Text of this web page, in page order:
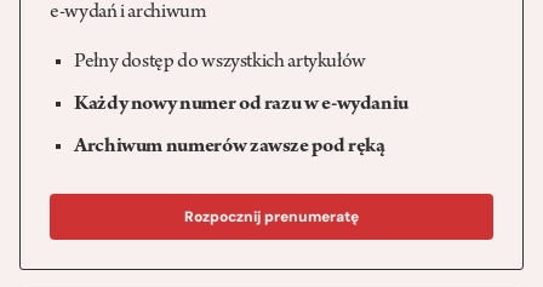
e-wydań i archiwum
Pełny dostęp do wszystkich artykułów
Każdy nowy numer od razu w e-wydaniu
Archiwum numerów zawsze pod ręką
Rozpocznij prenumeratę